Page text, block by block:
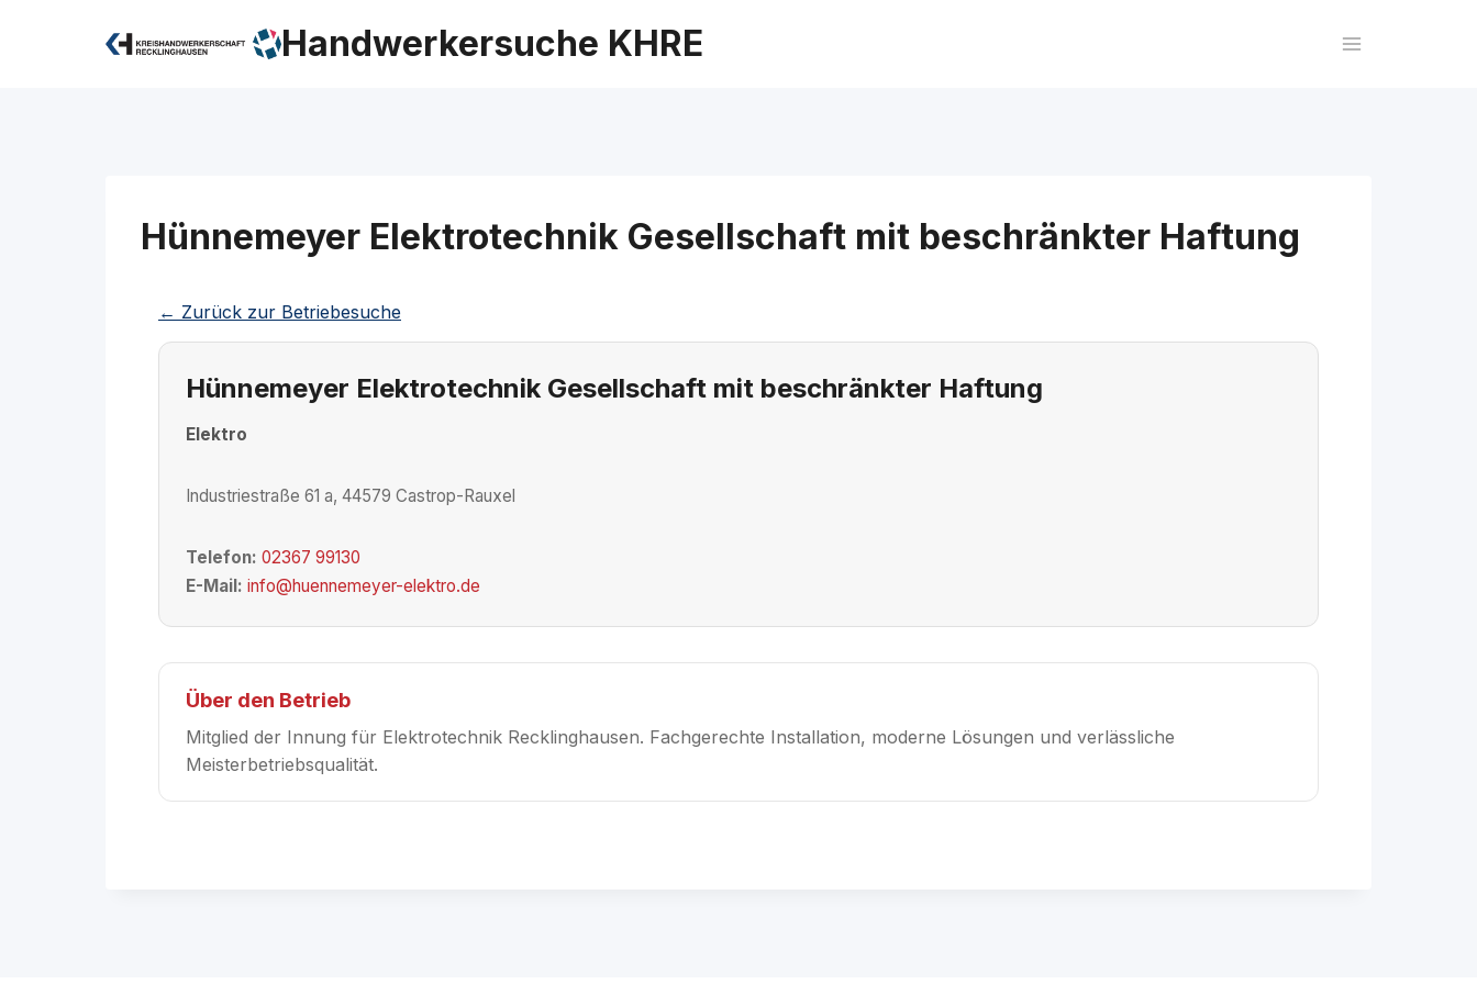
Handwerkersuche KHRE
Hünnemeyer Elektrotechnik Gesellschaft mit beschränkter Haftung
← Zurück zur Betriebesuche
Hünnemeyer Elektrotechnik Gesellschaft mit beschränkter Haftung
Elektro
Industriestraße 61 a, 44579 Castrop-Rauxel
Telefon: 02367 99130
E-Mail: info@huennemeyer-elektro.de
Über den Betrieb
Mitglied der Innung für Elektrotechnik Recklinghausen. Fachgerechte Installation, moderne Lösungen und verlässliche
Meisterbetriebsqualität.